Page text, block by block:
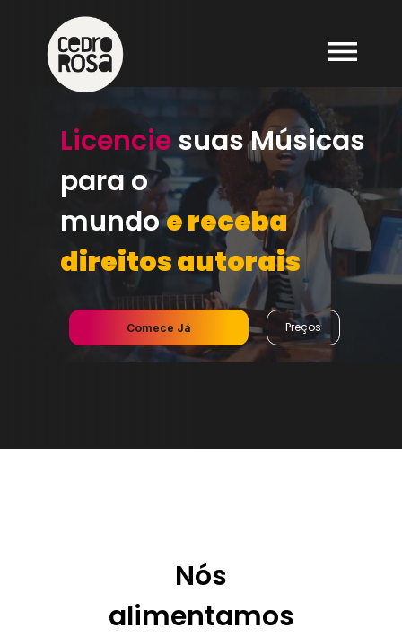
Licenciesuas Músicas
para o
mundoe receba
direitos autorais
Comece Já Preços
Nós
alimentamos